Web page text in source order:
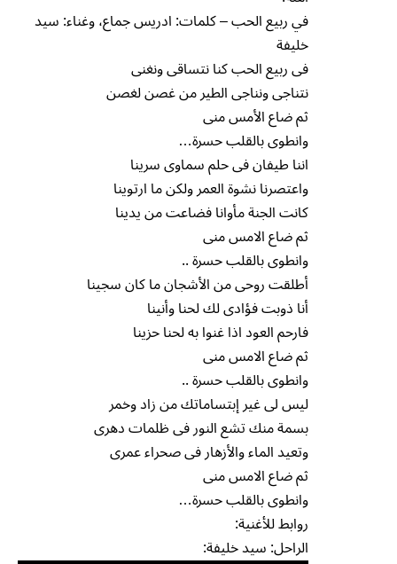
في ربيع الحب – كلمات: ادريس جماع، وغناء: سيد
خليفة
فى ربيع الحب كنا نتساقى ونغنى
نتناجى ونناجى الطير من غصن لغصن
ثم ضاع الأمس منى
وانطوى بالقلب حسرة…
اننا طيفان فى حلم سماوى سرينا
واعتصرنا نشوة العمر ولكن ما ارتوينا
كانت الجنة مأوانا فضاعت من يدينا
ثم ضاع الامس منى
وانطوى بالقلب حسرة ..
أطلقت روحى من الأشجان ما كان سجينا
أنا ذوبت فؤادى لك لحنا وأنينا
فارحم العود اذا غنوا به لحنا حزينا
ثم ضاع الامس منى
وانطوى بالقلب حسرة ..
ليس لى غير إبتساماتك من زاد وخمر
بسمة منك تشع النور فى ظلمات دهرى
وتعيد الماء والأزهار فى صحراء عمرى
ثم ضاع الامس منى
وانطوى بالقلب حسرة…
روابط للأغنية:
الراحل: سيد خليفة: